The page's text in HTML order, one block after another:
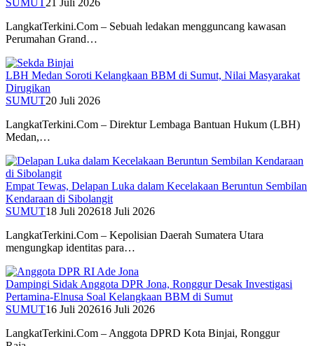
LangkatTerkini.Com – Sebuah ledakan mengguncang kawasan
Perumahan Grand…
LBH Medan Soroti Kelangkaan BBM di Sumut, Nilai Masyarakat
Dirugikan
SUMUT20 Juli 2026
LangkatTerkini.Com – Direktur Lembaga Bantuan Hukum (LBH)
Medan,…
Empat Tewas, Delapan Luka dalam Kecelakaan Beruntun Sembilan
Kendaraan di Sibolangit
SUMUT18 Juli 202618 Juli 2026
LangkatTerkini.Com – Kepolisian Daerah Sumatera Utara
mengungkap identitas para…
Dampingi Sidak Anggota DPR Jona, Ronggur Desak Investigasi
Pertamina-Elnusa Soal Kelangkaan BBM di Sumut
SUMUT16 Juli 202616 Juli 2026
LangkatTerkini.Com – Anggota DPRD Kota Binjai, Ronggur